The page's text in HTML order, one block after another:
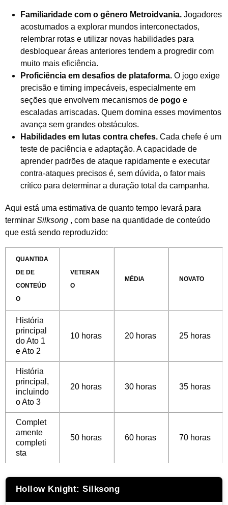
Familiaridade com o gênero Metroidvania. Jogadores
acostumados a explorar mundos interconectados,
relembrar rotas e utilizar novas habilidades para
desbloquear áreas anteriores tendem a progredir com
muito mais eficiência.
Proficiência em desafios de plataforma. O jogo exige
precisão e timing impecáveis, especialmente em
seções que envolvem mecanismos de pogo e
escaladas arriscadas. Quem domina esses movimentos
avança sem grandes obstáculos.
Habilidades em lutas contra chefes. Cada chefe é um
teste de paciência e adaptação. A capacidade de
aprender padrões de ataque rapidamente e executar
contra-ataques precisos é, sem dúvida, o fator mais
crítico para determinar a duração total da campanha.
Aqui está uma estimativa de quanto tempo levará para
terminar Silksong , com base na quantidade de conteúdo
que está sendo reproduzido:
QUANTIDA
DE DE
CONTEÚD
O
VETERAN
O
MÉDIA NOVATO
História
principal
do Ato 1
e Ato 2
10 horas 20 horas 25 horas
História
principal,
incluindo
o Ato 3
20 horas 30 horas 35 horas
Complet
amente
completi
sta
50 horas 60 horas 70 horas
Hollow Knight: Silksong